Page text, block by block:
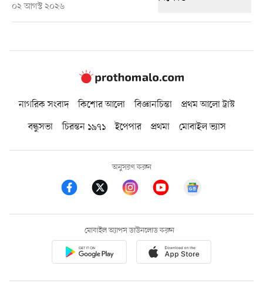
০২ আগস্ট ২০২৬
নাগরিক সংবাদ কিশোর আলো বিজ্ঞানচিন্তা
প্রথম আলো ট্রাস্ট
বন্ধুসভা
চিরন্তন ১৯৭১ ইপেপার প্রথমা মোবাইল ভ্যাস
অনুসরণ করুন
মোবাইল অ্যাপস ডাউনলোড করুন